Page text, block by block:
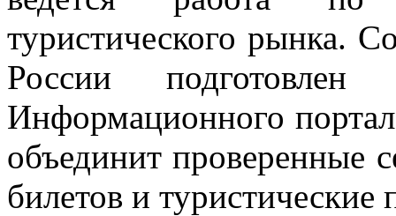
туристического рынка.
России
Информационного
объединит проверенные
билетов и